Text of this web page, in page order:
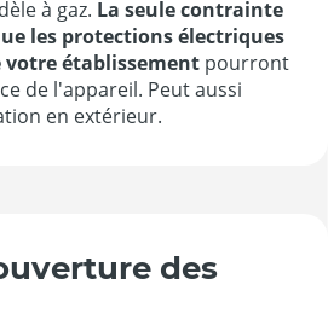
à gaz. La seule contrainte
les protections électriques
établissement pourront
de l'appareil. Peut aussi
en extérieur.
des